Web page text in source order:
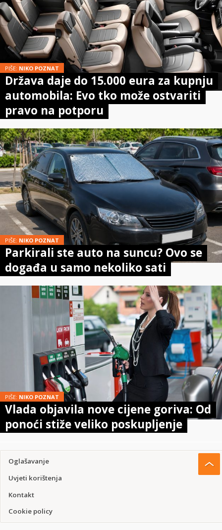
PIŠE: NIKO POZNAT
Država daje do 15.000 eura za kupnju
automobila: Evo tko može ostvariti
pravo na potporu
PIŠE: NIKO POZNAT
Parkirali ste auto na suncu? Ovo se
događa u samo nekoliko sati
PIŠE: NIKO POZNAT
Vlada objavila nove cijene goriva: Od
ponoći stiže veliko poskupljenje
Oglašavanje
Uvjeti korištenja
Kontakt
Cookie policy